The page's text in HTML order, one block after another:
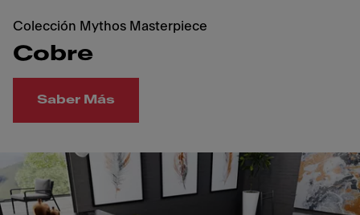
Colección Mythos Masterpiece
Cobre
Saber Más